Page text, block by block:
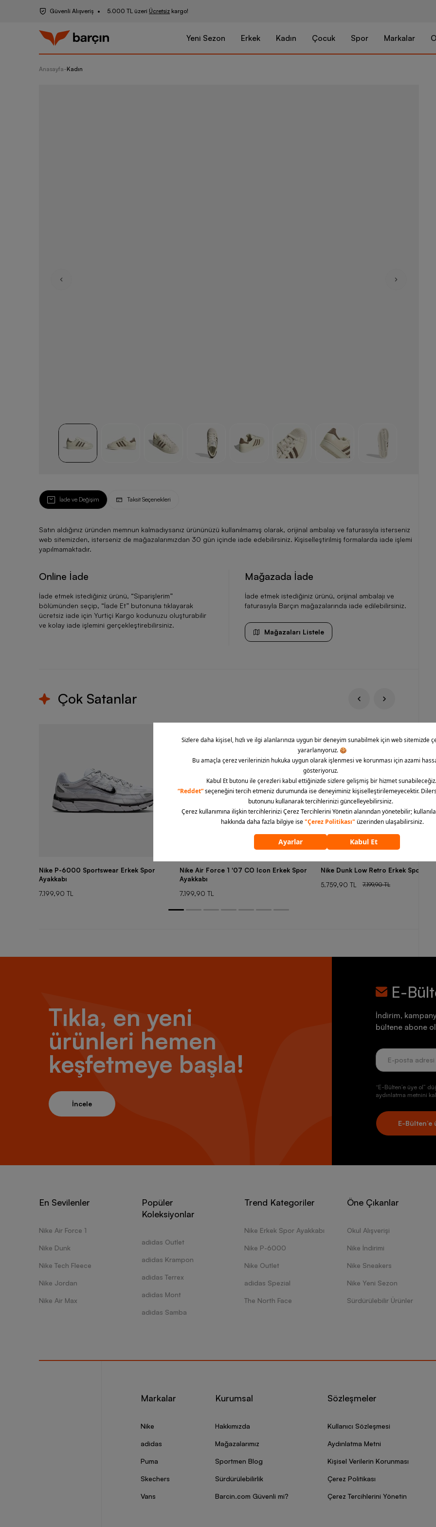
Güvenli Alışveriş 5.000 TL üzeri Ücretsiz kargo!
Yeni Sezon Erkek Kadın Çocuk Spor Markalar
Anasayfa-Kadın
adidas
İade ve Değişim Taksit Seçenekleri
Satın aldığınız üründen memnun kalmadıysanız ürününüzü kullanılmamış olarak, orijinal ambalajı ve faturasıyla isterseniz
web sitemizden, isterseniz de mağazalarımızdan 30 gün içinde iade edebilirsiniz. Kişiselleştirilmiş formalarda iade işlemi
yapılmamaktadır.
Online İade
İade etmek istediğiniz ürünü, “Siparişlerim”
bölümünden seçip, “İade Et” butonuna tıklayarak
ücretsiz iade için Yurtiçi Kargo kodunuzu oluşturabilir
ve kolay iade işlemini gerçekleştirebilirsiniz.
Mağazada İade
İade etmek istediğiniz ürünü, orijinal ambalajı ve
faturasıyla Barçın mağazalarında iade edilebilirsiniz.
Mağazaları Listele
Çok Satanlar
Nike P-6000 Sportswear Erkek Spor
Ayakkabı
7.199,90 TL
Nike Air Force 1 '07 CO Icon Erkek Spor
Ayakkabı
7.199,90 TL
Nike Dunk Low Retro Erkek Spor
5.759,90 TL
7.199,90 TL
Tıkla, en yeni
ürünleri hemen
keşfetmeye başla!
İncele
E-
İndirim,
bültene abone
“E-Bülten’e üye ol”
aydınlatma metnini
E-Bülten’e
En Sevilenler
Nike Air Force 1
Nike Dunk
Nike Tech Fleece
Nike Jordan
Nike Air Max
Popüler
Koleksiyonlar
adidas Outlet
adidas Krampon
adidas Terrex
adidas Mont
adidas Samba
Trend Kategoriler
Nike Erkek Spor Ayakkabı
Nike P-6000
Nike Outlet
adidas Spezial
The North Face
Öne Çıkanlar
Okul Alışverişi
Nike İndirimi
Nike Sneakers
Nike Yeni Sezon
Sürdürülebilir Ürünler
Markalar
Nike
adidas
Puma
Skechers
Vans
Kurumsal
Hakkımızda
Mağazalarımız
Sportmen Blog
Sürdürülebilirlik
Barcin.com Güvenli mi?
Sözleşmeler
Kullanıcı Sözleşmesi
Aydınlatma Metni
Kişisel Verilerin Korunması
Çerez Politikası
Çerez Tercihlerini Yönetin